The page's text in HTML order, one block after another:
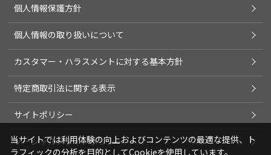
個人情報保護方針
個人情報の取り扱いについて
カスタマー・ハラスメントに対する基本方針
特定商取引法に関する表示
サイトポリシー
ソーシャルメディアポリシー
当サイトでは利用体験の向上およびコンテンツの最適な提供、ト
ラフィックの分析を目的としてCookieを使用しています。